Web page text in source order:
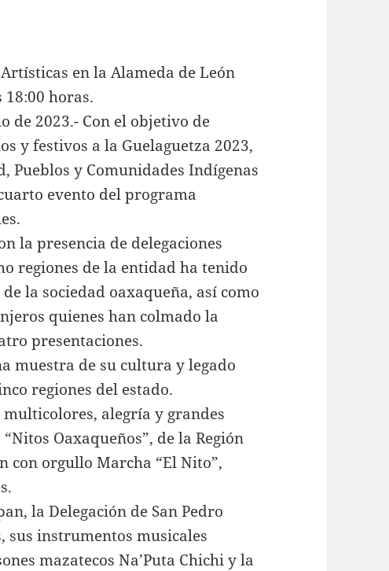
en la Alameda de León
horas.
de 2023.- Con el objetivo de
y festivos a la Guelaguetza 2023,
y Comunidades Indígenas
evento del programa
la presencia de delegaciones
regiones de la entidad ha tenido
la sociedad oaxaqueña, así como
quienes han colmado la
presentaciones.
muestra de su cultura y legado
regiones del estado.
alegría y grandes
Oaxaqueños”, de la Región
con orgullo Marcha “El Nito”,
la Delegación de San Pedro
sus instrumentos musicales
mazatecos Na’Puta Chichi y la